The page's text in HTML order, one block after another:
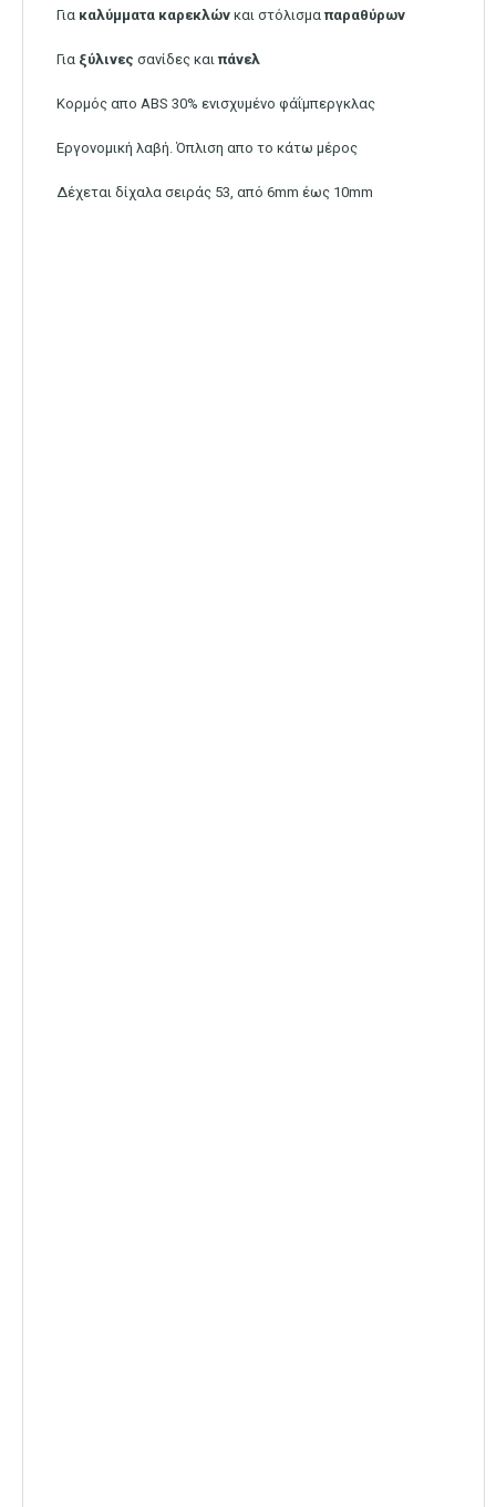
Για καλύμματα καρεκλών και στόλισμαπαραθύρων
Για ξύλινες σανίδες καιπάνελ
Κορμός απο ABS 30% ενισχυμένο φάΐμπεργκλας
Εργονομική λαβή. Όπλιση απο το κάτω μέρος
Δέχεται δίχαλα σειράς 53, από 6mm έως 10mm